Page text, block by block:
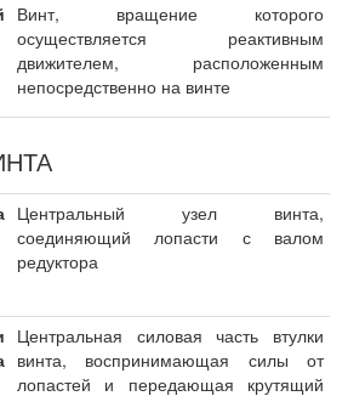
Винт, вращение которого
осуществляется реактивным
движителем, расположенным
непосредственно на винте
Центральный узел винта,
соединяющий лопасти с валом
редуктора
Центральная силовая часть втулки
винта, воспринимающая силы от
лопастей и передающая крутящий